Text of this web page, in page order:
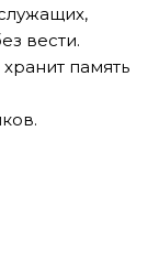
вести.
память